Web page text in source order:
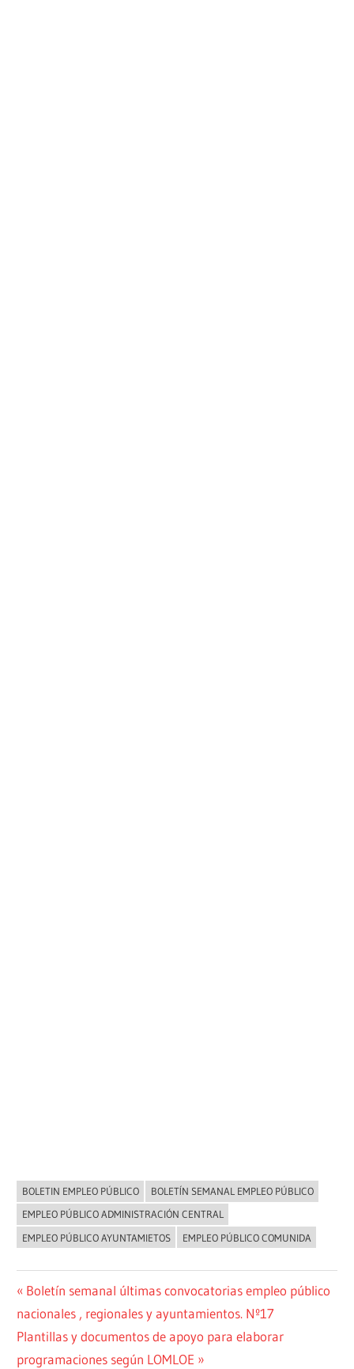
NOVEDADES
BOLETIN EMPLEO PÚBLICO
BOLETÍN SEMANAL EMPLEO PÚBLICO
EMPLEO PÚBLICO ADMINISTRACIÓN CENTRAL
EMPLEO PÚBLICO AYUNTAMIETOS
EMPLEO PÚBLICO COMUNIDA
Navegación
de
entradas
Entrada
anterior:
Boletín semanal últimas convocatorias empleo público
nacionales , regionales y ayuntamientos. Nº17
Siguiente
entrada:
Plantillas y documentos de apoyo para elaborar
programaciones según LOMLOE